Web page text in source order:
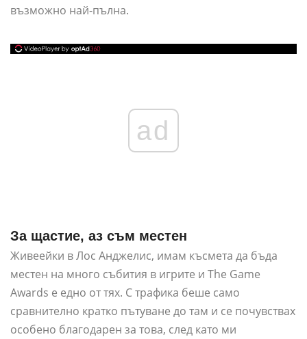
възможно най-пълна.
ad
За щастие, аз съм местен
Живеейки в Лос Анджелис, имам късмета да бъда
местен на много събития в игрите и The Game
Awards е едно от тях. С трафика беше само
сравнително кратко пътуване до там и се почувствах
особено благодарен за това, след като ми